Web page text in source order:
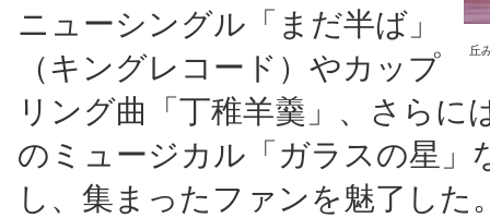
丘
ニューシングル「まだ半ば」
（キングレコード）やカップ
リング曲「丁稚羊羹」、さらに
のミュージカル「ガラスの星」
し、集まったファンを魅了した